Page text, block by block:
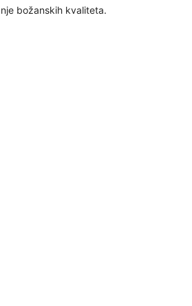
božanskih kvaliteta.